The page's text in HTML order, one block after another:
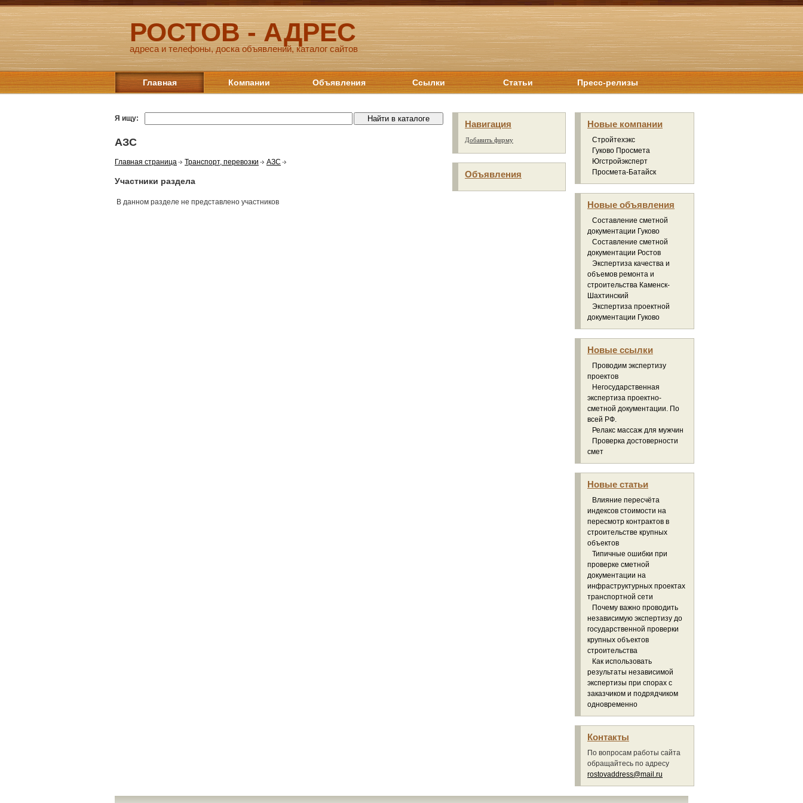
РОСТОВ - АДРЕС
адреса и телефоны, доска объявлений, каталог сайтов
Главная Компании Объявления Ссылки Статьи Пресс-релизы
Я ищу:
АЗС
Главная страница Транспорт, перевозки АЗС
Участники раздела
В данном разделе не представлено участников
Навигация
Добавить фирму
Объявления
Новые компании
Стройтехэкс
Гуково Просмета
Югстройэксперт
Просмета-Батайск
Новые объявления
Составление сметной
документации Гуково
Составление сметной
документации Ростов
Экспертиза качества и
объемов ремонта и
строительства Каменск-
Шахтинский
Экспертиза проектной
документации Гуково
Новые ссылки
Проводим экспертизу
проектов
Негосударственная
экспертиза проектно-
сметной документации. По
всей РФ.
Релакс массаж для мужчин
Проверка достоверности
смет
Новые статьи
Влияние пересчёта
индексов стоимости на
пересмотр контрактов в
строительстве крупных
объектов
Типичные ошибки при
проверке сметной
документации на
инфраструктурных проектах
транспортной сети
Почему важно проводить
независимую экспертизу до
государственной проверки
крупных объектов
строительства
Как использовать
результаты независимой
экспертизы при спорах с
заказчиком и подрядчиком
одновременно
Контакты
По вопросам работы сайта
обращайтесь по адресу
rostovaddress@mail.ru